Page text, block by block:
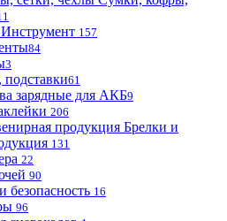
Инструмент 157
84
3
61
зарядные для АКБ9
206
Брелки и
131
22
90
безопасность 16
96